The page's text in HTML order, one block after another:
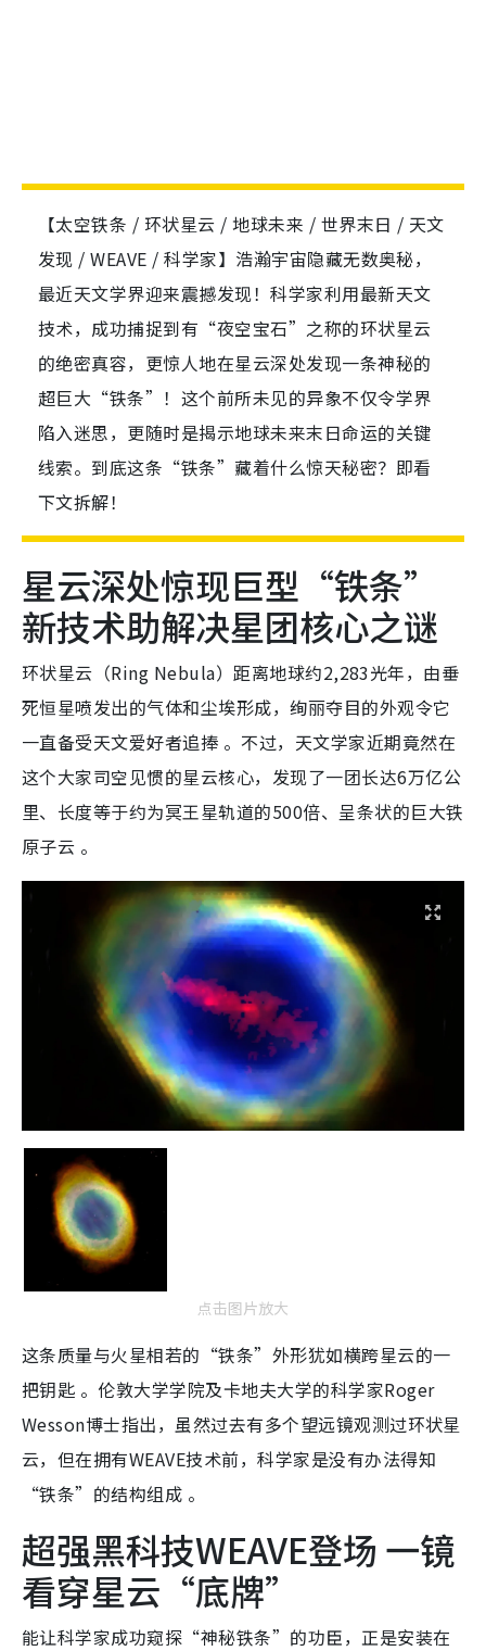
【太空铁条 / 环状星云 / 地球未来 / 世界末日 / 天文
发现 / WEAVE / 科学家】浩瀚宇宙隐藏无数奥秘，
最近天文学界迎来震撼发现！科学家利用最新天文
技术，成功捕捉到有“夜空宝石”之称的环状星云
的绝密真容，更惊人地在星云深处发现一条神秘的
超巨大“铁条”！这个前所未见的异象不仅令学界
陷入迷思，更随时是揭示地球未来末日命运的关键
线索。到底这条“铁条”藏着什么惊天秘密？即看
下文拆解！
星云深处惊现巨型“铁条”
新技术助解决星团核心之谜
环状星云（Ring Nebula）距离地球约2,283光年，由垂
死恒星喷发出的气体和尘埃形成，绚丽夺目的外观令它
一直备受天文爱好者追捧 。不过，天文学家近期竟然在
这个大家司空见惯的星云核心，发现了一团长达6万亿公
里、长度等于约为冥王星轨道的500倍、呈条状的巨大铁
原子云 。
点击图片放大
这条质量与火星相若的“铁条”外形犹如横跨星云的一
把钥匙 。伦敦大学学院及卡地夫大学的科学家Roger
Wesson博士指出，虽然过去有多个望远镜观测过环状星
云，但在拥有WEAVE技术前，科学家是没有办法得知
“铁条”的结构组成 。
超强黑科技WEAVE登场 一镜
看穿星云“底牌”
能让科学家成功窥探“神秘铁条”的功臣，正是安装在